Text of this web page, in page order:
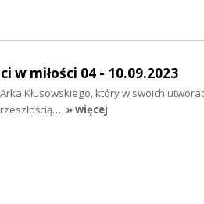
w miłości 04 - 10.09.2023
Kłusowskiego, który w swoich
» więcej